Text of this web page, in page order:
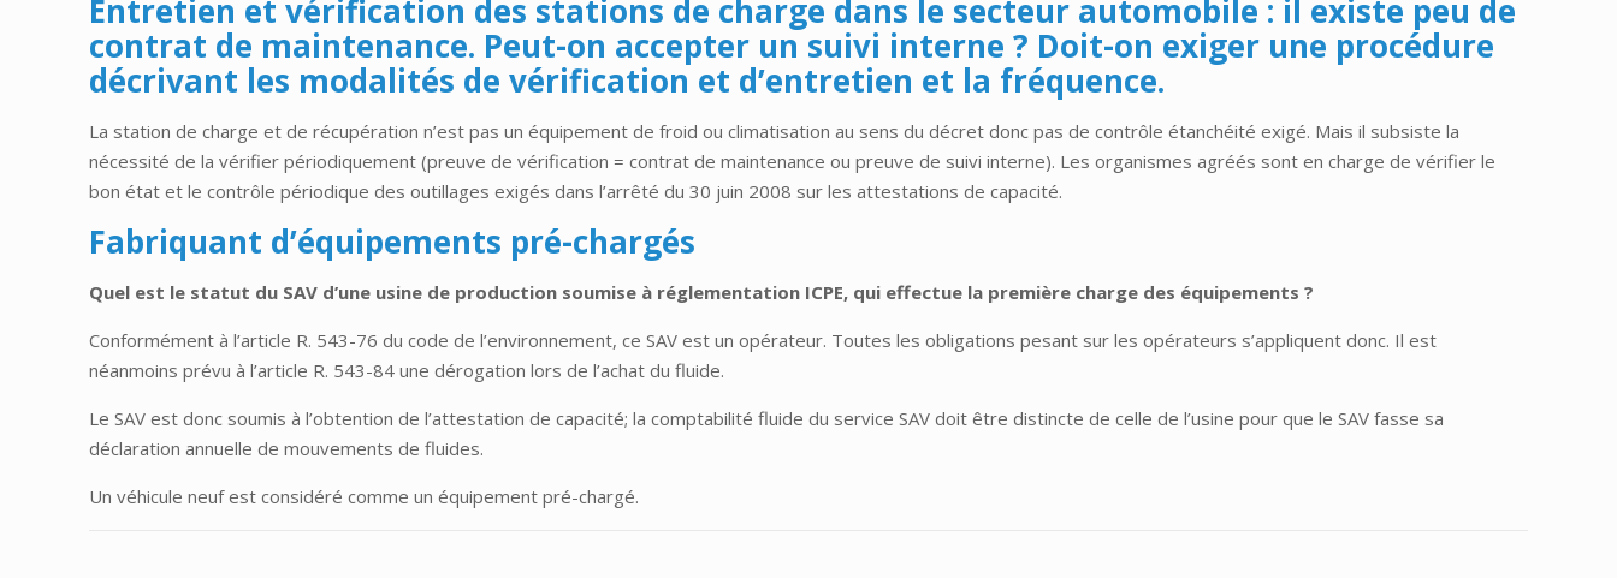
Entretien et vérification des stations de charge dans le secteur automobile : il existe peu de
contrat de maintenance. Peut-on accepter un suivi interne ? Doit-on exiger une procédure
décrivant les modalités de vérification et d’entretien et la fréquence.
La station de charge et de récupération n’est pas un équipement de froid ou climatisation au sens du décret donc pas de contrôle étanchéité exigé. Mais il subsiste la
nécessité de la vérifier périodiquement (preuve de vérification = contrat de maintenance ou preuve de suivi interne). Les organismes agréés sont en charge de vérifier le
bon état et le contrôle périodique des outillages exigés dans l’arrêté du 30 juin 2008 sur les attestations de capacité.
Fabriquant d’équipements pré-chargés
Quel est le statut du SAV d’une usine de production soumise à réglementation ICPE, qui effectue la première charge des équipements ?
Conformément à l’article R. 543-76 du code de l’environnement, ce SAV est un opérateur. Toutes les obligations pesant sur les opérateurs s’appliquent donc. Il est
néanmoins prévu à l’article R. 543-84 une dérogation lors de l’achat du fluide.
Le SAV est donc soumis à l’obtention de l’attestation de capacité; la comptabilité fluide du service SAV doit être distincte de celle de l’usine pour que le SAV fasse sa
déclaration annuelle de mouvements de fluides.
Un véhicule neuf est considéré comme un équipement pré-chargé.